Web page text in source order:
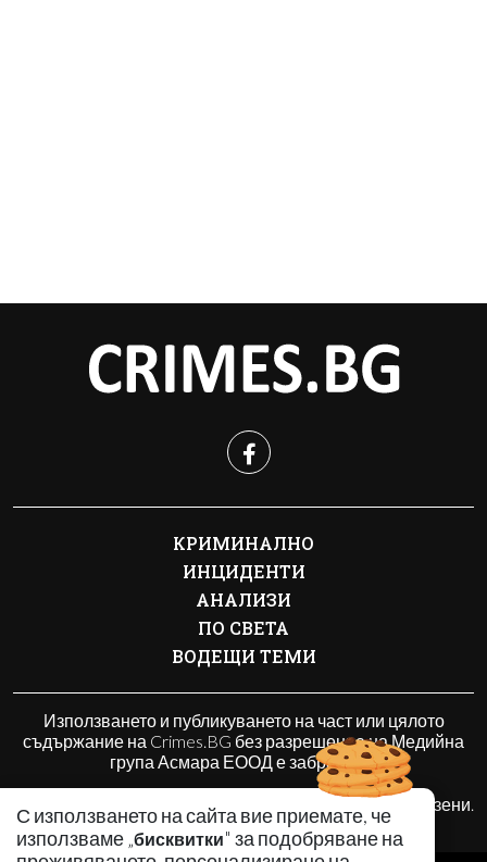
С използването на сайта вие приемате, че
използваме „бисквитки" за подобряване на
КРИМИНАЛНО
ИНЦИДЕНТИ
АНАЛИЗИ
ПО СВЕТА
ВОДЕЩИ ТЕМИ
Използването и публикуването на част или цялото
съдържание на Crimes.BG без разрешение на Медийна
група Асмара ЕООД е забранено.
© 2010 - 2026 | Crimes.BG. Всички права запазени.